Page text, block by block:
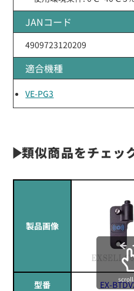
JANコード
4909723120209
適合機種
VE-PG3
類似商品をチェッ
製品画像
型番 EX-